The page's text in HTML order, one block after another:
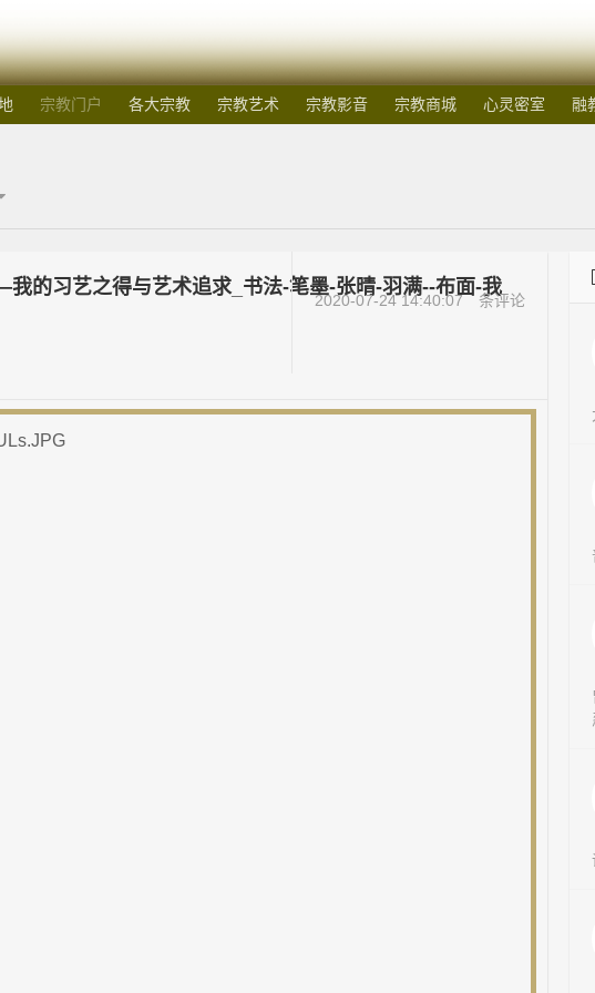
宗教门户 各大宗教 宗教艺术 宗教影音 宗教商城 心灵密室 融
的习艺之得与艺术追求_书法-笔墨-张晴-羽满--布面-我
2020-07-24 14:40:07 条评论